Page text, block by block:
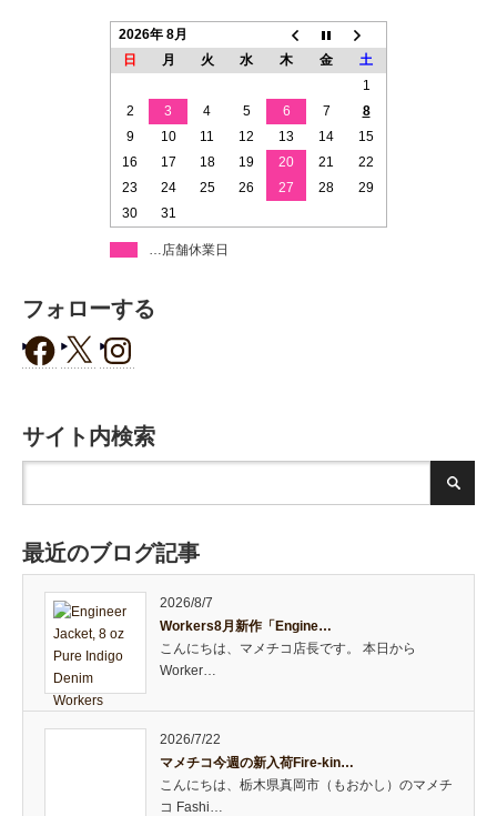
2026年 8月
日
月 火 水 木 金
土
1
2
3 4 5 6 7
8
9
10 11 12 13 14
15
16
17 18 19 20 21
22
23
24 25 26 27 28
29
30
31
…店舗休業日
フォローする
サイト内検索
最近のブログ記事
2026/8/7
Workers8月新作「Engine…
こんにちは、マメチコ店長です。 本日から
Worker…
2026/7/22
マメチコ今週の新入荷Fire-kin…
こんにちは、栃木県真岡市（もおかし）のマメチ
コ Fashi…